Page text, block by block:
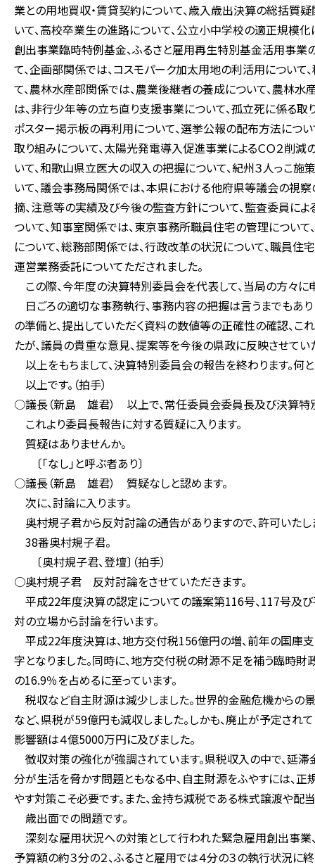
業との用地買収・賃貸契約について、歳入歳出決算の総括質
いて、高校卒業生の進路について、公立小中学校の適正規模
創出事業臨時特例基金、ふるさと雇用再生特別基金活用事業
て、企画部関係では、コスモパーク加太用地の利活用につい
て、農林水産部関係では、農業後継者の養成について、農林
は、非行少年等の立ち直り支援事業について、孤立死に係る
ポスター掲示板の再利用について、選挙公報の配布方法につ
取り組みについて、太陽光発電導入促進事業によるＣＯ２削
いて、和歌山県立医大の収入の把握について、紀州３人っこ
いて、議会事務局関係では、本県における他府県等議会の視
摘、注意等の実績及び今後の監査方針について、監査委員に
ついて、知事室関係では、東京事務所職員住宅の管理について
について、総務部関係では、行政改革の状況について、職員
運営業務委託についてただされました。
この際、今年度の決算特別委員会を代表して、当局の方々に
日ごろの適切な事務執行、事務内容の把握は言うまでもあ
の準備と、提出していただく資料の数値等の正確性の確認、こ
たが、議員の貴重な意見、提案等を今後の県政に反映させてい
以上をもちまして、決算特別委員会の報告を終わります。何
以上です。（拍手）
○議長（新島 雄君） 以上で、常任委員会委員長及び決算特
これより委員長報告に対する質疑に入ります。
質疑はありませんか。
〔「なし」と呼ぶ者あり〕
○議長（新島 雄君） 質疑なしと認めます。
次に、討論に入ります。
奥村規子君から反対討論の通告がありますので、許可いたし
38番奥村規子君。
〔奥村規子君、登壇〕（拍手）
○奥村規子君 反対討論をさせていただきます。
平成22年度決算の認定についての議案第116号、117号及
対の立場から討論を行います。
平成22年度決算は、地方交付税156億円の増、前年の国庫
字となりました。同時に、地方交付税の財源不足を補う臨時
の16.9％を占めるに至っています。
税収など自主財源は減少しました。世界的金融危機からの
など、県税が59億円も減収しました。しかも、廃止が予定さ
影響額は４億5000万円に及びました。
徴収対策の強化が強調されています。県税収入の中で、延滞
分が生活を脅かす問題ともなる中、自主財源をふやすには、
やす対策こそ必要です。また、金持ち減税である株式譲渡や配
歳出面での問題です。
深刻な雇用状況への対策として行われた緊急雇用創出事業
予算額の約３分の２、ふるさと雇用では４分の３の執行状況に